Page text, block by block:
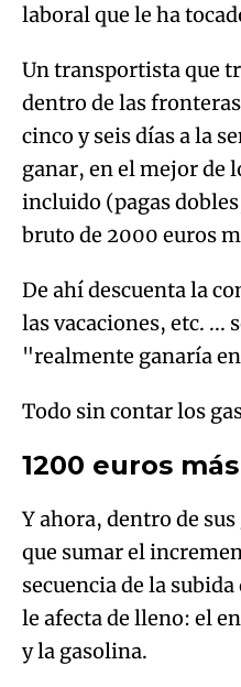
laboral que le ha
Un transportista que
dentro de las
cinco y seis días a la
ganar, en el mejor de
incluido (pagas
bruto de 2000 euros
De ahí descuenta la
las vacaciones, etc. ...
"realmente ganaría
Todo sin contar los
1200 euros
Y ahora, dentro de
que sumar el
secuencia de la
le afecta de lleno: el
y la gasolina.